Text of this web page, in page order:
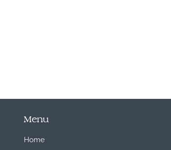
Menu
Home